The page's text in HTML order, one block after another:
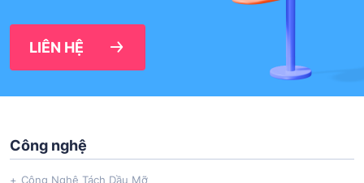
LIÊN HỆ
Công nghệ
Công Nghệ Tách Dầu Mỡ